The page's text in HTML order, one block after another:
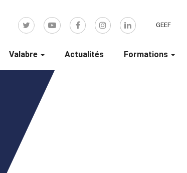
GEEF
Valabre Actualités Formations